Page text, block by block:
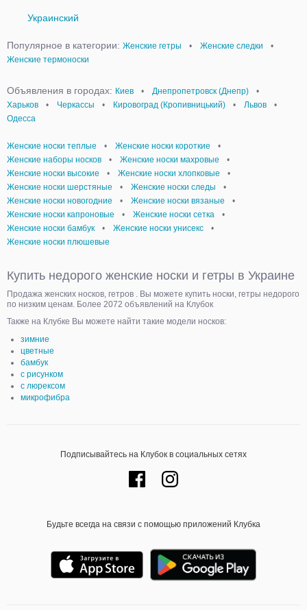
Украинский
Популярное в категории: Женские гетры • Женские следки
•
Женские термоноски
Объявления в городах: Киев • Днепропетровск (Днепр)
•
Харьков
• Черкассы • Кировоград (Кропивницький) • Львов
•
Одесса
Женские носки теплые • Женские носки короткие
•
Женские наборы носков
• Женские носки махровые
•
Женские носки высокие
• Женские носки хлопковые
•
Женские носки шерстяные
• Женские носки следы
•
Женские носки новогодние
• Женские носки вязаные
•
Женские носки капроновые
• Женские носки сетка
•
Женские носки бамбук
• Женские носки унисекс
•
Женские носки плюшевые
Купить недорого женские носки и гетры в Украине
Продажа женских носков, гетров . Вы можете купить носки, гетры недорого
по низким ценам. Более 2072 объявлений на Клубок
Также на Клубке Вы можете найти такие модели носков:
зимние
цветные
бамбук
с рисунком
с люрексом
микрофибра
Подписывайтесь на Клубок в социальных сетях
Будьте всегда на связи с помощью приложений Клубка